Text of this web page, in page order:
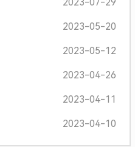
2023-05-20
2023-05-12
2023-04-26
2023-04-11
2023-04-10